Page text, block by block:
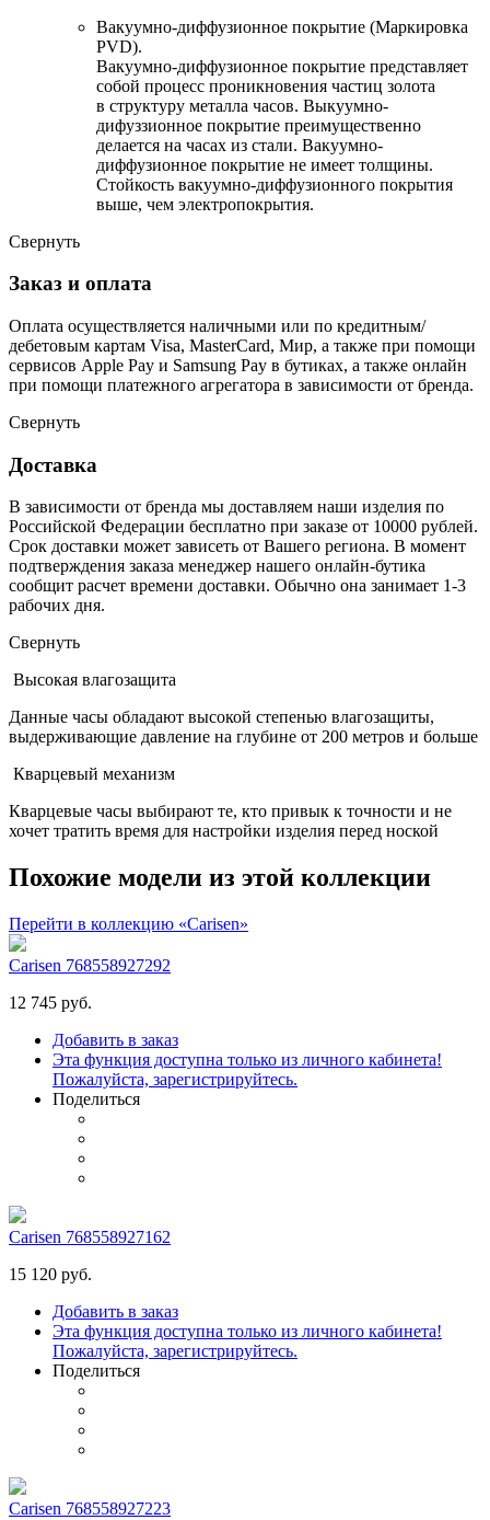
Вакуумно-диффузионное покрытие (Маркировка
PVD).
Вакуумно-диффузионное покрытие представляет
собой процесс проникновения частиц золота
в структуру металла часов. Выкуумно-
дифуззионное покрытие преимущественно
делается на часах из стали. Вакуумно-
диффузионное покрытие не имеет толщины.
Стойкость вакуумно-диффузионного покрытия
выше, чем электропокрытия.
Свернуть
Заказ и оплата
Оплата осуществляется наличными или по кредитным/
дебетовым картам Visa, MasterCard, Мир, а также при помощи
сервисов Apple Pay и Samsung Pay в бутиках, а также онлайн
при помощи платежного агрегатора в зависимости от бренда.
Свернуть
Доставка
В зависимости от бренда мы доставляем наши изделия по
Российской Федерации бесплатно при заказе от 10000 рублей.
Срок доставки может зависеть от Вашего региона. В момент
подтверждения заказа менеджер нашего онлайн-бутика
сообщит расчет времени доставки. Обычно она занимает 1-3
рабочих дня.
Свернуть
Высокая влагозащита
Данные часы обладают высокой степенью влагозащиты,
выдерживающие давление на глубине от 200 метров и больше
Кварцевый механизм
Кварцевые часы выбирают те, кто привык к точности и не
хочет тратить время для настройки изделия перед ноской
Похожие модели из этой коллекции
Перейти в коллекцию «Carisen»
Carisen 768558927292
12 745 руб.
Добавить в заказ
Эта функция доступна только из личного кабинета!
Пожалуйста, зарегистрируйтесь.
Поделиться
Carisen 768558927162
15 120 руб.
Добавить в заказ
Эта функция доступна только из личного кабинета!
Пожалуйста, зарегистрируйтесь.
Поделиться
Carisen 768558927223